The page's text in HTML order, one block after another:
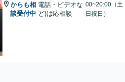
からも相
談受付中
電話・ビデオな
ど)は応相談
00~20:00（土
日祝日）